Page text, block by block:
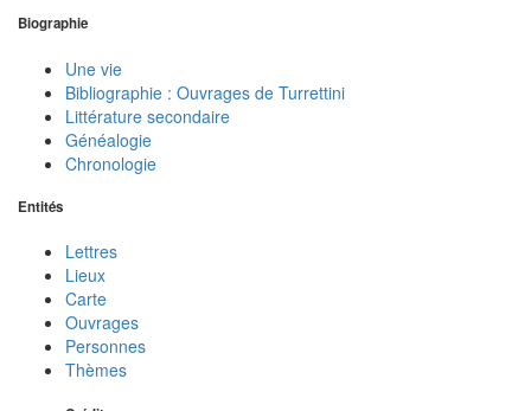
Biographie
Une vie
Bibliographie : Ouvrages de Turrettini
Littérature secondaire
Généalogie
Chronologie
Entités
Lettres
Lieux
Carte
Ouvrages
Personnes
Thèmes